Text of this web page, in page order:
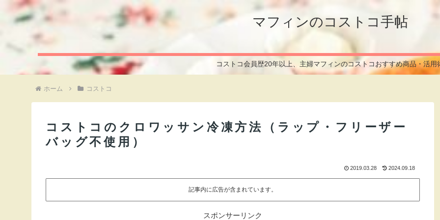
マフィンのコストコ手帖
コストコ会員歴20年以上、主婦マフィンのコストコおすすめ商品・活用
ホーム コストコ
コストコのクロワッサン冷凍方法（ラップ・フリーザー
バッグ不使用）
2019.03.28 2024.09.18
記事内に広告が含まれています。
スポンサーリンク